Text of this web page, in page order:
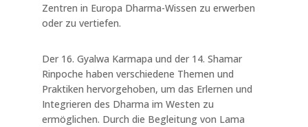
Zentren in Europa Dharma-Wissen zu erwerben
oder zu vertiefen.
Der 16. Gyalwa Karmapa und der 14. Shamar
Rinpoche haben verschiedene Themen und
Praktiken hervorgehoben, um das Erlernen und
Integrieren des Dharma im Westen zu
ermöglichen. Durch die Begleitung von Lama